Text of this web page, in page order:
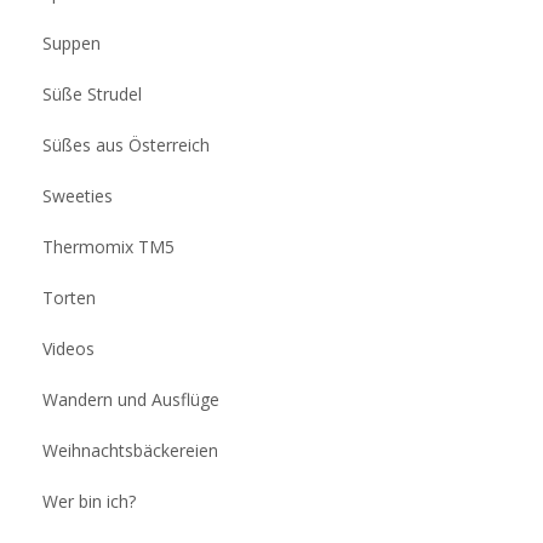
Suppen
Süße Strudel
Süßes aus Österreich
Sweeties
Thermomix TM5
Torten
Videos
Wandern und Ausflüge
Weihnachtsbäckereien
Wer bin ich?